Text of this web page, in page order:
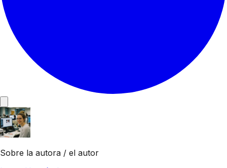
Sobre la autora / el autor